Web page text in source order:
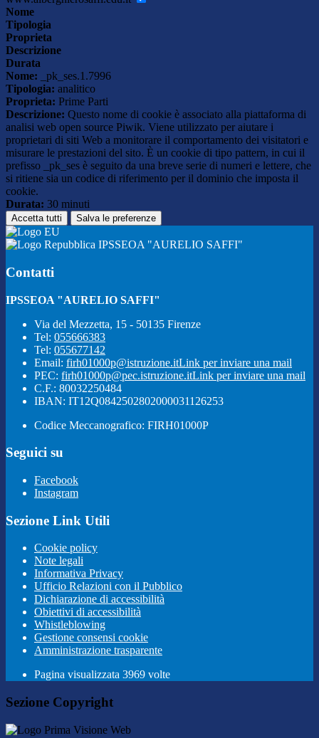
Nome
Tipologia
Proprieta
Descrizione
Durata
Nome: _pk_ses.1.7996
Tipologia: analitico
Proprieta: Prime Parti
Descrizione: Questo nome di cookie è associato alla piattaforma di
analisi web open source Piwik. Viene utilizzato per aiutare i
proprietari di siti Web a monitorare il comportamento dei visitatori e
misurare le prestazioni del sito. È un cookie di tipo pattern, in cui il
prefisso _pk_ses è seguito da una breve serie di numeri e lettere, che
si ritiene sia un codice di riferimento per il dominio che imposta il
cookie.
Durata: 30 minuti
Accetta tutti Salva le preferenze
IPSSEOA "AURELIO SAFFI"
Contatti
IPSSEOA "AURELIO SAFFI"
Via del Mezzetta, 15 - 50135 Firenze
Tel: 055666383
Tel: 055677142
Email: firh01000p@istruzione.itLink per inviare una mail
PEC: firh01000p@pec.istruzione.itLink per inviare una mail
C.F.: 80032250484
IBAN: IT12Q0842502802000031126253
Codice Meccanografico: FIRH01000P
Seguici su
Facebook
Instagram
Sezione Link Utili
Cookie policy
Note legali
Informativa Privacy
Ufficio Relazioni con il Pubblico
Dichiarazione di accessibilità
Obiettivi di accessibilità
Whistleblowing
Gestione consensi cookie
Amministrazione trasparente
Pagina visualizzata 3969 volte
Sezione Copyright